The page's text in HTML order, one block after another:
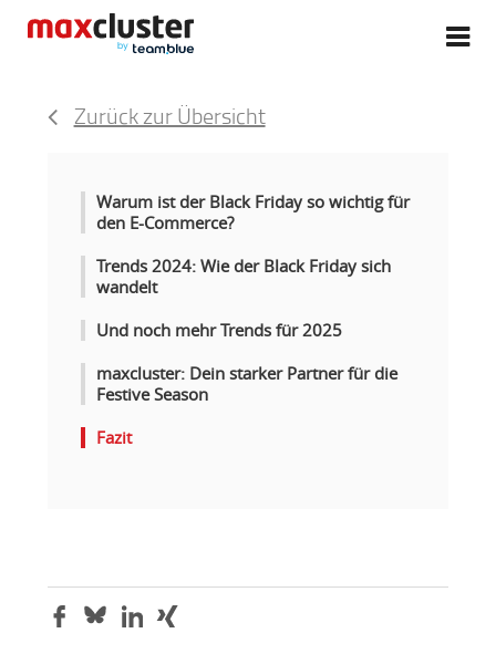
Zurück zur Übersicht
Warum ist der Black Friday so wichtig für
den E-Commerce?
Trends 2024: Wie der Black Friday sich
wandelt
Und noch mehr Trends für 2025
maxcluster: Dein starker Partner für die
Festive Season
Fazit